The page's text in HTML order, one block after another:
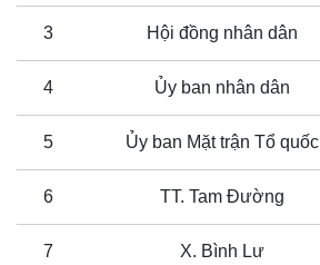
3 Hội đồng nhân dân
4 Ủy ban nhân dân
5 Ủy ban Mặt trận Tổ quốc
6 TT. Tam Đường
7 X. Bình Lư